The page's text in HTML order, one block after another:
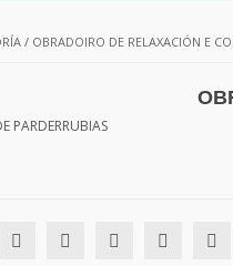
/ OBRADOIRO DE RELAXACIÓN E
PARDERRUBIAS